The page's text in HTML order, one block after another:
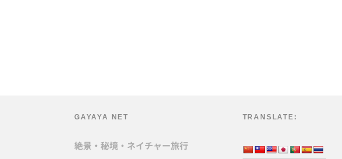
GAYAYA NET
絶景・秘境・ネイチャー旅行
TRANSLATE: